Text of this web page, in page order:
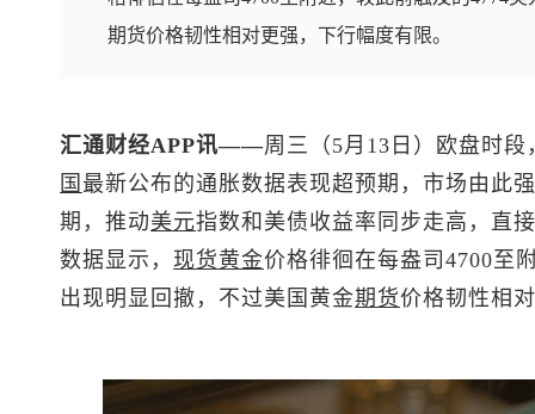
期货价格韧性相对更强，下行幅度有限。
汇通财经APP讯——周三（5月13日）欧盘时段
国 最新公布的通胀数据表现超预期，市场由此
期，推动美元指数和美债收益率同步走高，直
数据显示， 现货黄金价格徘徊在每盎司4700至
出现明显回撤，不过美国黄金期货价格韧性相